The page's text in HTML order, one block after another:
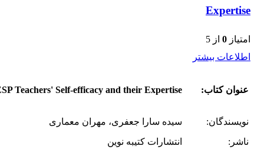
Expertise
امتیاز 0 از 5
اطلاعات بیشتر
عنوان کتاب: Teachers' Self-efficacy and their Expertise
نویسندگان:
سیده سارا جعفری، مهران معماری
ناشر:
انتشارات کتیبه نوین